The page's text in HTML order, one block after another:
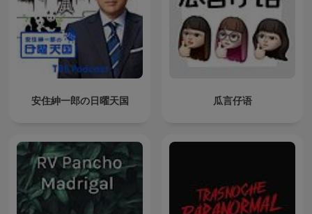
安住紳一郎の日曜天国 瓜言仔语